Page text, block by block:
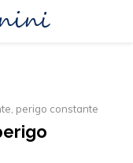
perigo constante